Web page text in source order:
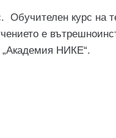
курс на
е
„Академия НИКЕ“.